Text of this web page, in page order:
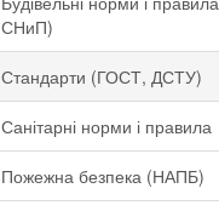
СНиП)
Стандарти (ГОСТ, ДСТУ)
Санітарні норми і правила
Пожежна безпека (НАПБ)